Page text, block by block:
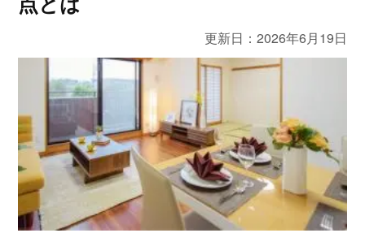
更新日：2026年6月19日